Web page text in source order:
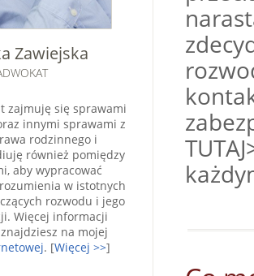
Zawiejska
zajmuję się sprawami
innymi sprawami z
rodzinnego i
również pomiędzy
aby wypracować
w istotnych
rozwodu i jego
Więcej informacji
na mojej
. [Więcej >>]